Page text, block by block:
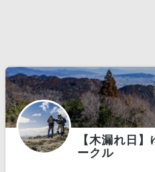
【木漏れ日
ークル